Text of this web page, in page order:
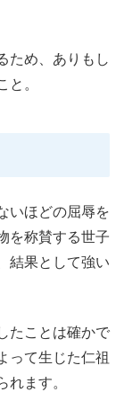
ため、ありもし
と。
いほどの屈辱を
を称賛する世子
結果として強い
たことは確かで
って生じた仁祖
れます。